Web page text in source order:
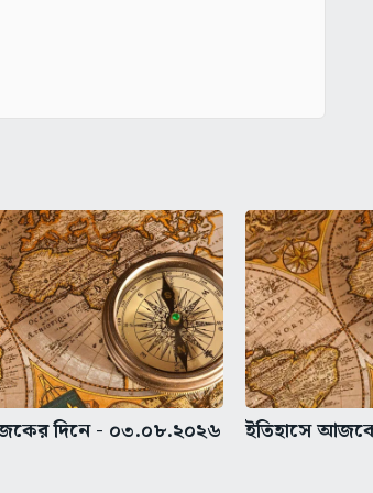
দিনে - ০৩.০৮.২০২৬ ইতিহাসে